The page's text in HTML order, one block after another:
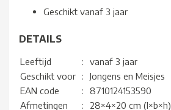
Geschikt vanaf 3 jaar
DETAILS
Leeftijd :
vanaf 3 jaar
Geschikt voor
:
Jongens en Meisjes
EAN code
:
8710124153590
Afmetingen
:
28×4×20 cm (l×b×h)